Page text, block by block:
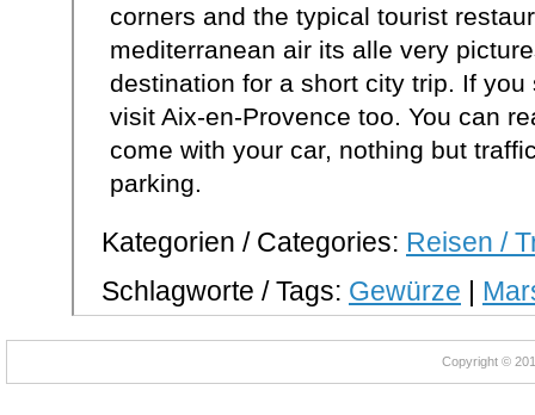
corners and the typical tourist
mediterranean air its alle very
destination for a short city trip. If
visit Aix-en-Provence too. You can
come with your car, nothing but
parking.
Kategorien / Categories: Reisen /
Schlagworte / Tags: Gewürze |
Copyright ©